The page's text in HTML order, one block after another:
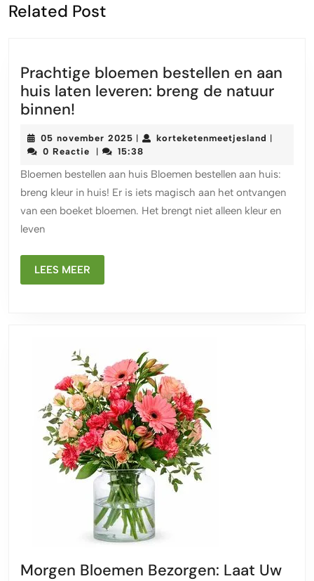
bericht:
Related Post
Prachtige bloemen bestellen en aan
huis laten leveren: breng de natuur
binnen!
bestellen
aan
huis
laten
breng
de
natuur
05 november 2025 05
november
korteketenmeetjesland
0 Reactie 15:38
Bloemen bestellen aan huis Bloemen bestellen aan huis:
breng kleur in huis! Er is iets magisch aan het ontvangen
van een boeket bloemen. Het brengt niet alleen kleur en
leven
LEES MEER
MEER
Morgen Bloemen Bezorgen: Laat Uw